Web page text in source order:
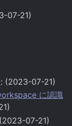
07-21)
: (2023-07-21)
に認識
07-21)